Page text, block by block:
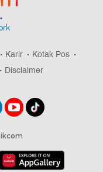
Karir
Kotak Pos
Disclaimer